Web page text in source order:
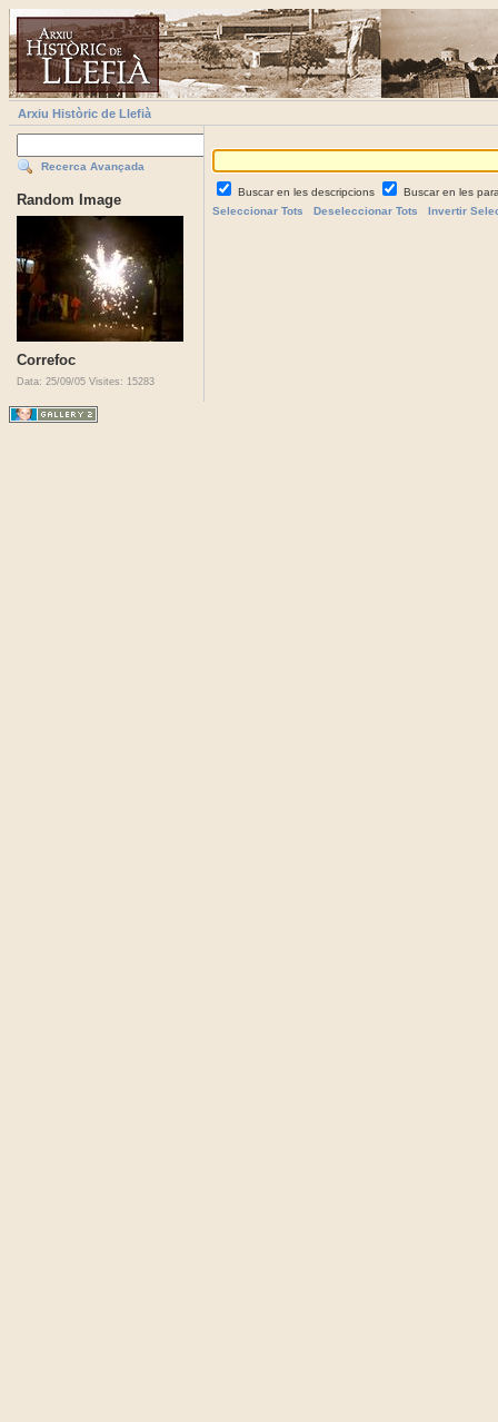
Arxiu Històric de Llefià
Recerca Avançada
Random Image
Correfoc
Data: 25/09/05 Visites: 15283
Buscar en les descripcions
Buscar en les
Seleccionar Tots
Deseleccionar Tots Invertir